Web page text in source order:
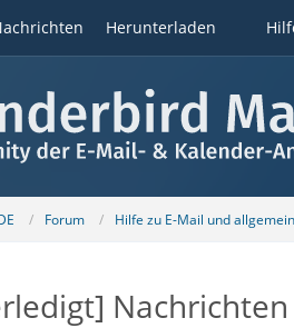
Herunterladen
Forum Hilfe zu E-Mail und